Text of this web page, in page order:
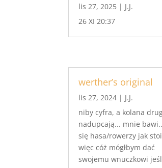
lis 27, 2025 | J.J.
26 XI 20:37
werther’s original
lis 27, 2024 | J.J.
niby cyfra, a kolana
nadupcają... mnie
się hasa/rowerzy jak
więc cóż mógłbym dać
swojemu wnuczkowi